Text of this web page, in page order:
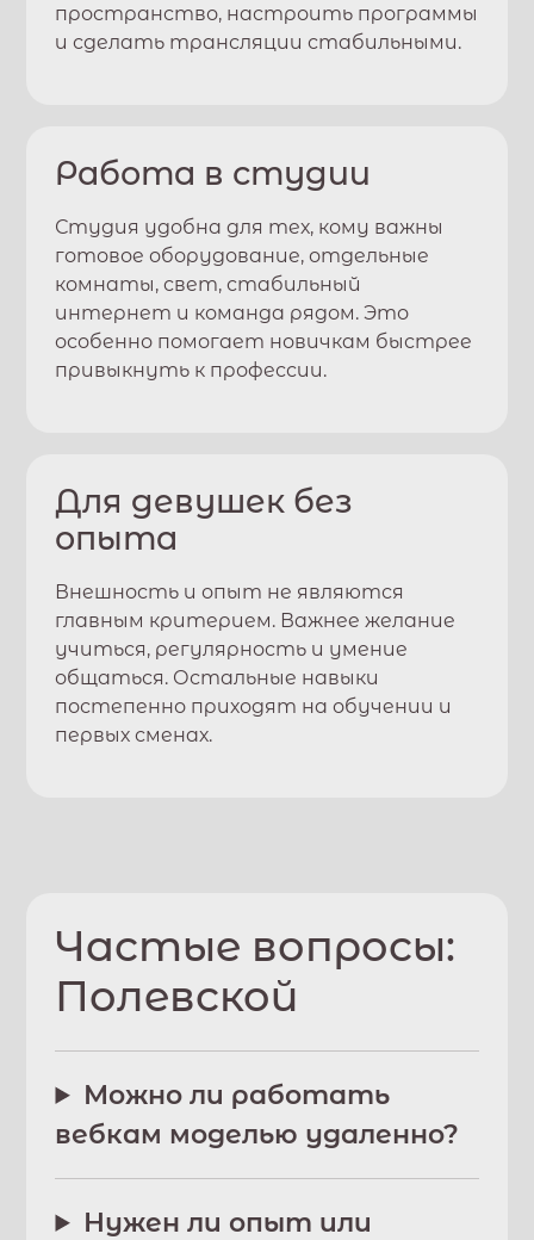
пространство, настроить программы
и сделать трансляции стабильными.
Работа в студии
Студия удобна для тех, кому важны
готовое оборудование, отдельные
комнаты, свет, стабильный
интернет и команда рядом. Это
особенно помогает новичкам быстрее
привыкнуть к профессии.
Для девушек без
опыта
Внешность и опыт не являются
главным критерием. Важнее желание
учиться, регулярность и умение
общаться. Остальные навыки
постепенно приходят на обучении и
первых сменах.
Частые вопросы:
Полевской
Можно ли работать
вебкам моделью удаленно?
Нужен ли опыт или